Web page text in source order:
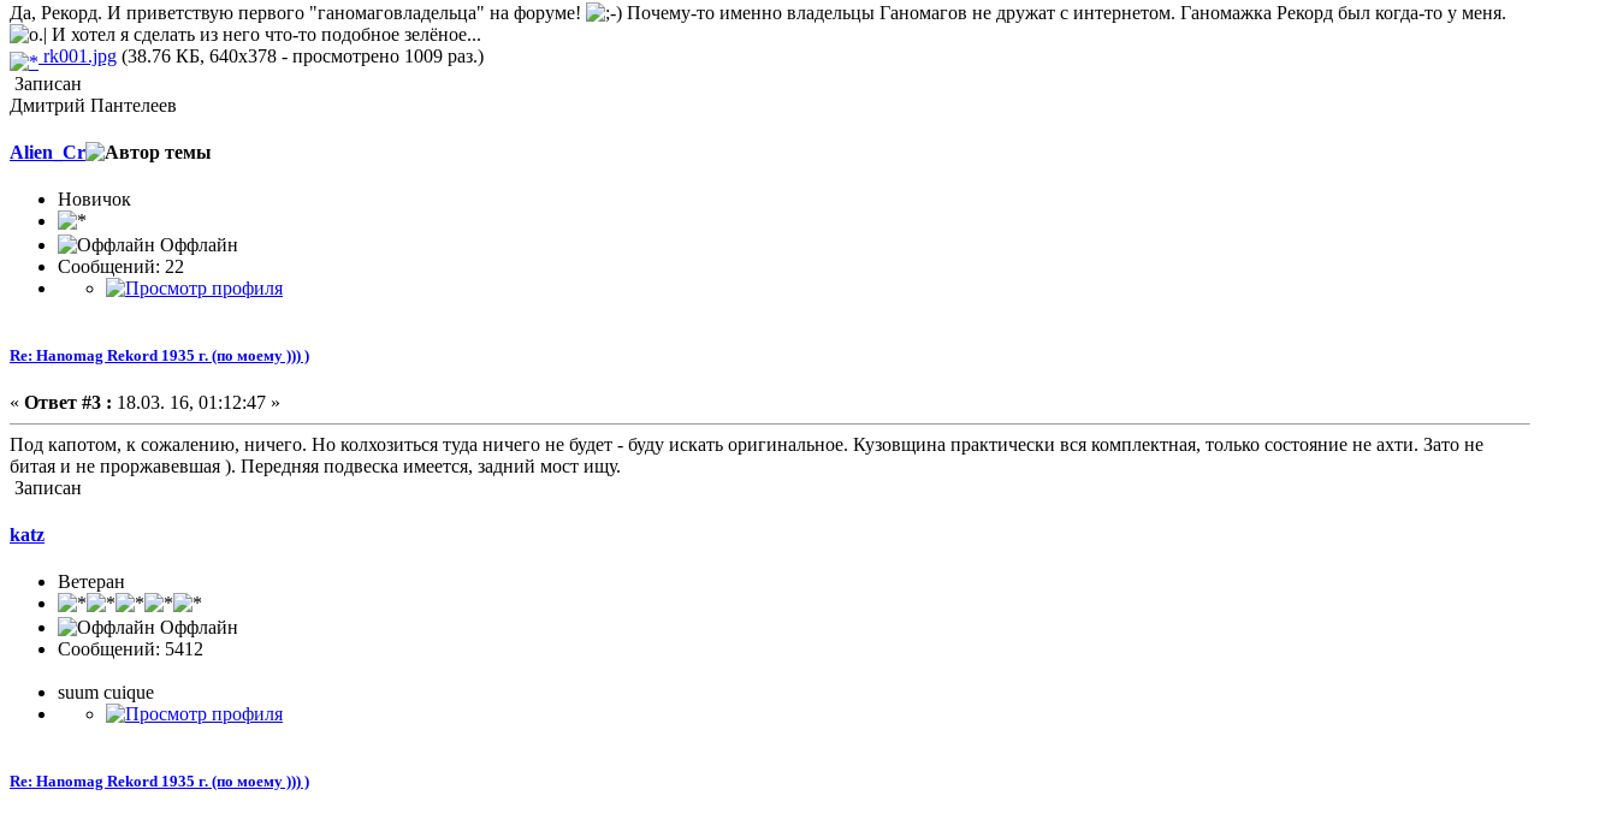
Да, Рекорд. И приветствую первого "ганомаговладельца" на форуме!
Почему-то именно владельцы Ганомагов не дружат с интернетом. Ганомажка Рекорд был когда-то у меня.
И хотел я сделать из него что-то подобное зелёное...
rk001.jpg (38.76 КБ, 640x378 - просмотрено 1009 раз.)
Записан
Дмитрий Пантелеев
Alien_Cr
Новичок
Оффлайн
Сообщений: 22
Re: Hanomag Rekord 1935 г. (по моему ))) )
« Ответ #3 : 18.03. 16, 01:12:47 »
Под капотом, к сожалению, ничего. Но колхозиться туда ничего не будет - буду искать оригинальное. Кузовщина практически вся комплектная, только состояние не ахти. Зато не
битая и не проржавевшая ). Передняя подвеска имеется, задний мост ищу.
Записан
katz
Ветеран
Оффлайн
Сообщений: 5412
suum cuique
Re: Hanomag Rekord 1935 г. (по моему ))) )